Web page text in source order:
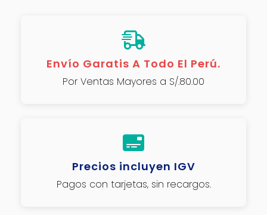
Envío Garatis A Todo El Perú.
Por Ventas Mayores a S/.80.00
Precios incluyen IGV
Pagos con tarjetas, sin recargos.